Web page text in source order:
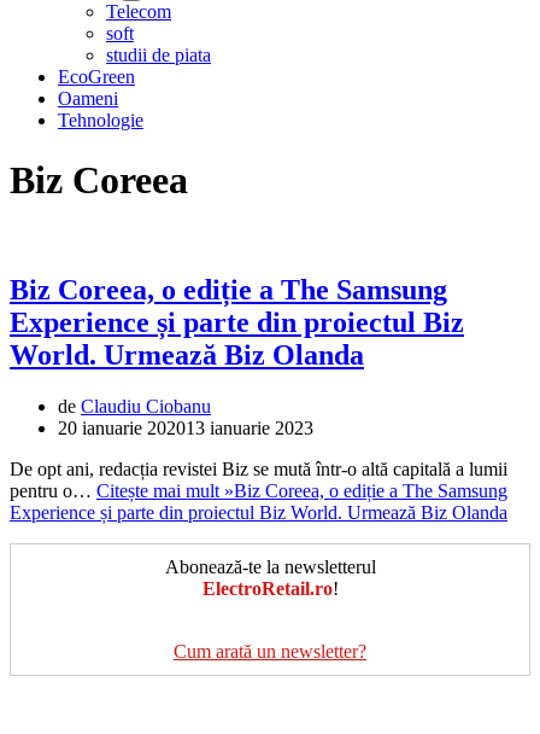
Telecom
soft
studii de piata
EcoGreen
Oameni
Tehnologie
Biz Coreea
Biz Coreea, o ediție a The Samsung
Experience și parte din proiectul Biz
World. Urmează Biz Olanda
de Claudiu Ciobanu
20 ianuarie 202013 ianuarie 2023
De opt ani, redacția revistei Biz se mută într-o altă capitală a lumii
pentru o… Citește mai mult »Biz Coreea, o ediție a The Samsung
Experience și parte din proiectul Biz World. Urmează Biz Olanda
Abonează-te la newsletterul
ElectroRetail.ro!
Cum arată un newsletter?